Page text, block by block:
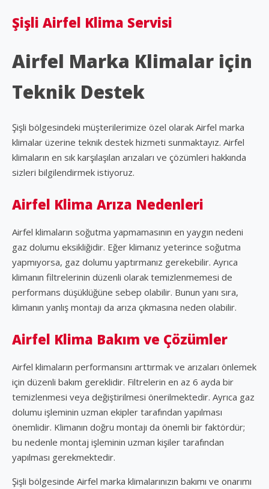
Şişli Airfel Klima Servisi
Airfel Marka Klimalar için
Teknik Destek
Şişli bölgesindeki müşterilerimize özel olarak Airfel marka
klimalar üzerine teknik destek hizmeti sunmaktayız. Airfel
klimaların en sık karşılaşılan arızaları ve çözümleri hakkında
sizleri bilgilendirmek istiyoruz.
Airfel Klima Arıza Nedenleri
Airfel klimaların soğutma yapmamasının en yaygın nedeni
gaz dolumu eksikliğidir. Eğer klimanız yeterince soğutma
yapmıyorsa, gaz dolumu yaptırmanız gerekebilir. Ayrıca
klimanın filtrelerinin düzenli olarak temizlenmemesi de
performans düşüklüğüne sebep olabilir. Bunun yanı sıra,
klimanın yanlış montajı da arıza çıkmasına neden olabilir.
Airfel Klima Bakım ve Çözümler
Airfel klimaların performansını arttırmak ve arızaları önlemek
için düzenli bakım gereklidir. Filtrelerin en az 6 ayda bir
temizlenmesi veya değiştirilmesi önerilmektedir. Ayrıca gaz
dolumu işleminin uzman ekipler tarafından yapılması
önemlidir. Klimanın doğru montajı da önemli bir faktördür;
bu nedenle montaj işleminin uzman kişiler tarafından
yapılması gerekmektedir.
Şişli bölgesinde Airfel marka klimalarınızın bakımı ve onarımı